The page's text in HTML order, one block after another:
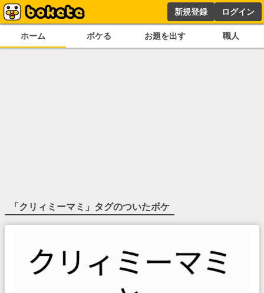
新規登録 ログイン
ホーム ボケる お題を出す 職人
「クリィミーマミ 」タグのついたボケ